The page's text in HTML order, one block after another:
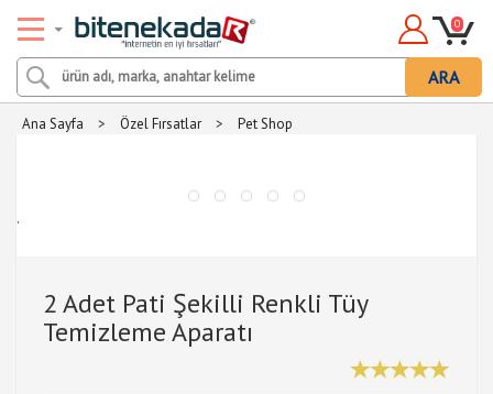
ARA
0
Ana Sayfa > Özel Fırsatlar > Pet Shop
.
2 Adet Pati Şekilli Renkli Tüy
Temizleme Aparatı